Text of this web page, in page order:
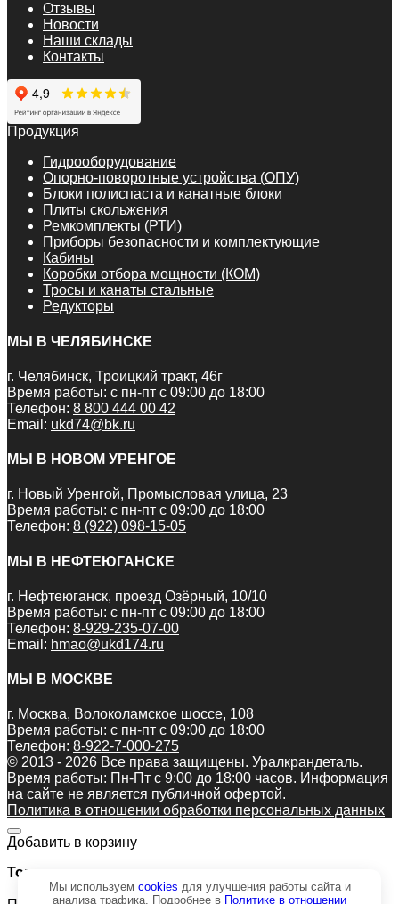
Отзывы
Новости
Наши склады
Контакты
Продукция
Гидрооборудование
Опорно-поворотные устройства (ОПУ)
Блоки полиспаста и канатные блоки
Плиты скольжения
Ремкомплекты (РТИ)
Приборы безопасности и комплектующие
Кабины
Коробки отбора мощности (КОМ)
Тросы и канаты стальные
Редукторы
МЫ В ЧЕЛЯБИНСКЕ
г. Челябинск, Троицкий тракт, 46г
Время работы: с пн-пт с 09:00 до 18:00
Телефон: 8 800 444 00 42
Email: ukd74@bk.ru
МЫ В НОВОМ УРЕНГОЕ
г. Новый Уренгой, Промысловая улица, 23
Время работы: с пн-пт с 09:00 до 18:00
Телефон: 8 (922) 098-15-05
МЫ В НЕФТЕЮГАНСКЕ
г. Нефтеюганск, проезд Озёрный, 10/10
Время работы: с пн-пт с 09:00 до 18:00
Телефон: 8-929-235-07-00
Email: hmao@ukd174.ru
МЫ В МОСКВЕ
г. Москва, Волоколамское шоссе, 108
Время работы: с пн-пт с 09:00 до 18:00
Телефон: 8-922-7-000-275
© 2013 - 2026 Все права защищены. Уралкрандеталь.
Время работы: Пн-Пт c 9:00 до 18:00 часов. Информация
на сайте не является публичной офертой.
Политика в отношении обработки персональных данных
Добавить в корзину
Товар:
Мы используем cookies для улучшения работы сайта и
анализа трафика. Подробнее в Политике в отношении